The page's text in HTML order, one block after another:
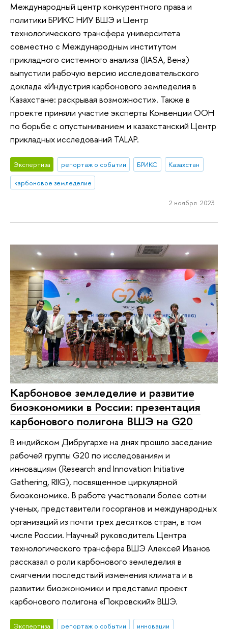
Международный центр конкурентного права и
политики БРИКС НИУ ВШЭ и Центр
технологического трансфера университета
совместно с Международным институтом
прикладного системного анализа (IIASA, Вена)
выпустили рабочую версию исследовательского
доклада «Индустрия карбонового земледелия в
Казахстане: раскрывая возможности». Также в
проекте приняли участие эксперты Конвенции ООН
по борьбе с опустыниванием и казахстанcкий Центр
прикладных исследований TALAP.
Экспертиза репортаж о событии БРИКС
Казахстан
карбоновое земледелие
2 ноября 2023
Карбоновое земледелие и развитие
биоэкономики в России: презентация
карбонового полигона ВШЭ на G20
В индийском Дибругархе на днях прошло заседание
рабочей группы G20 по исследованиям и
инновациям (Research and Innovation Initiative
Gathering, RIIG), посвященное циркулярной
биоэкономике. В работе участвовали более сотни
ученых, представители госорганов и международных
организаций из почти трех десятков стран, в том
числе России. Научный руководитель Центра
технологического трансфера ВШЭ Алексей Иванов
рассказал о роли карбонового земледелия в
смягчении последствий изменения климата и в
развитии биоэкономики и представил проект
карбонового полигона «Покровский» ВШЭ.
Экспертиза репортаж о событии инновации